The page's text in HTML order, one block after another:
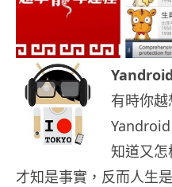
有時你越
知道又
才知是事實，反而人生